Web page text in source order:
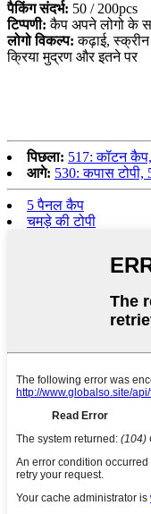
पैकिंग संदर्भ: 50 / 200pcs
टिप्पणी: कैप अपने लोगो के
लोगो विकल्प: कढ़ाई, स्क्रीन
क्रिया मुद्रण और इतने पर
पिछला: 517: कॉटन
आगे: 530: कपास टोपी,
5 पैनल कैप
चमड़े की टोपी